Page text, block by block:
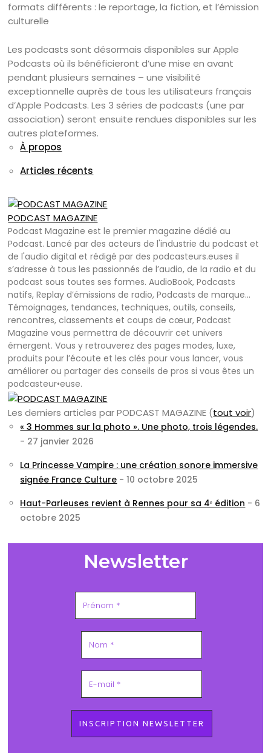
formats différents : le reportage, la fiction, et l’émission
culturelle
Les podcasts sont désormais disponibles sur Apple
Podcasts où ils bénéficieront d’une mise en avant
pendant plusieurs semaines – une visibilité
exceptionnelle auprès de tous les utilisateurs français
d’Apple Podcasts. Les 3 séries de podcasts (une par
association) seront ensuite rendues disponibles sur les
autres plateformes.
À propos
Articles récents
PODCAST MAGAZINE
Podcast Magazine est le premier magazine dédié au
Podcast. Lancé par des acteurs de l'industrie du podcast et
de l'audio digital et rédigé par des podcasteurs.euses il
s’adresse à tous les passionnés de l’audio, de la radio et du
podcast sous toutes ses formes. AudioBook, Podcasts
natifs, Replay d’émissions de radio, Podcasts de marque…
Témoignages, tendances, techniques, outils, conseils,
rencontres, classements et coups de cœur, Podcast
Magazine vous permettra de découvrir cet univers
émergent. Vous y retrouverez des pages modes, luxe,
produits pour l’écoute et les clés pour vous lancer, vous
améliorer ou partager des conseils de pros si vous êtes un
podcasteur•euse.
Les derniers articles par PODCAST MAGAZINE (tout voir)
« 3 Hommes sur la photo ». Une photo, trois légendes.
- 27 janvier 2026
La Princesse Vampire : une création sonore immersive
signée France Culture - 10 octobre 2025
Haut-Parleuses revient à Rennes pour sa 4ᵉ édition - 6
octobre 2025
Newsletter